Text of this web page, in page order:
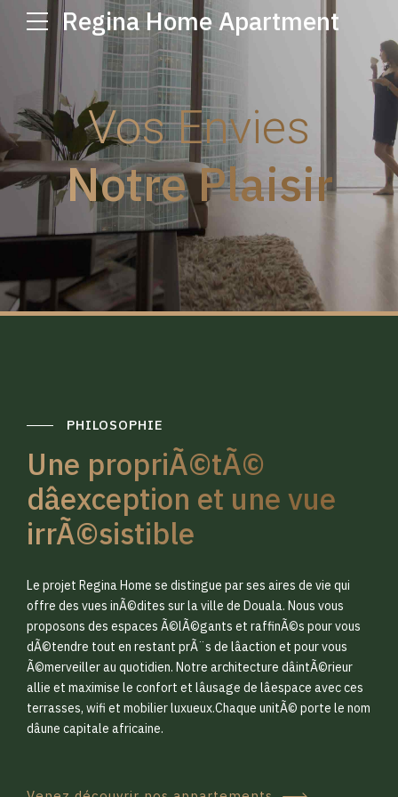
Regina Home Apartment
Vos Envies
Notre Plaisir
PHILOSOPHIE
Une propriÃ©tÃ©
dâexception et une vue
irrÃ©sistible
Le projet Regina Home se distingue par ses aires de vie qui
offre des vues inÃ©dites sur la ville de Douala. Nous vous
proposons des espaces Ã©lÃ©gants et raffinÃ©s pour vous
dÃ©tendre tout en restant prÃ¨s de lâaction et pour vous
Ã©merveiller au quotidien. Notre architecture dâintÃ©rieur
allie et maximise le confort et lâusage de lâespace avec ces
terrasses, wifi et mobilier luxueux.Chaque unitÃ© porte le nom
dâune capitale africaine.
0
1
2
3
0
1
2
3